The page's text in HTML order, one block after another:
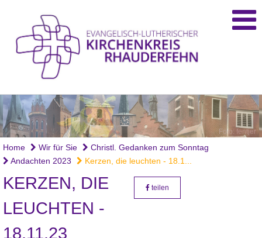
Foto: fentjer
Home Wir für Sie
Christl. Gedanken zum Sonntag
Andachten 2023
Kerzen, die leuchten - 18.1...
KERZEN, DIE
LEUCHTEN -
18.11.23
teilen